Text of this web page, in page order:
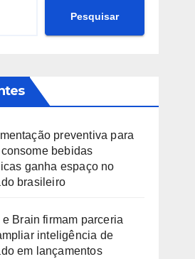
Pesquisar
preventiva para
bebidas
ganha espaço no
brasileiro
e Brain firmam parceria
inteligência de
em lançamentos